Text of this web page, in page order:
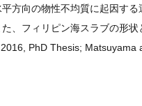
方向の物性不均質に起因す
、フィリピン海スラブの形
PhD Thesis; Matsuyama